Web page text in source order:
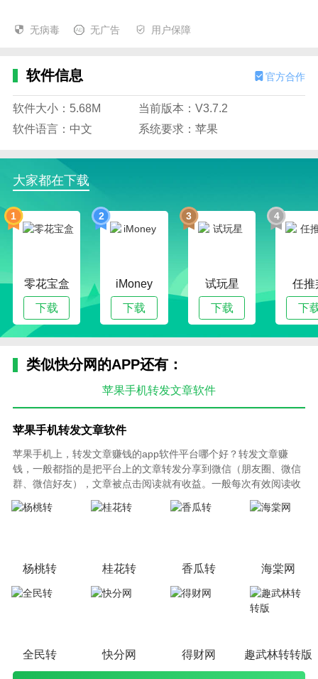
无病毒 无广告 用户保障
软件信息 官方合作
软件大小：5.68M
当前版本：V3.7.2
软件语言：中文
系统要求：苹果
大家都在下载
1
零花宝盒
下载
2
iMoney
下载
3
试玩星
下载
4
任推
下
类似快分网的APP还有：
苹果手机转发文章软件
苹果手机转发文章软件
苹果手机上，转发文章赚钱的app软件平台哪个好？转发文章赚
钱，一般都指的是把平台上的文章转发分享到微信（朋友圈、微信
群、微信好友），文章被点击阅读就有收益。一般每次有效阅读收
益几毛钱左右，被阅读量提高了，收益自然大大提高。这种赚钱类
app，赚钱方法操作简单，收益模式简单明了，是特别受欢迎的一
杨桃转 桂花转 香瓜转 海棠网
全民转 快分网 得财网 趣武林转转版